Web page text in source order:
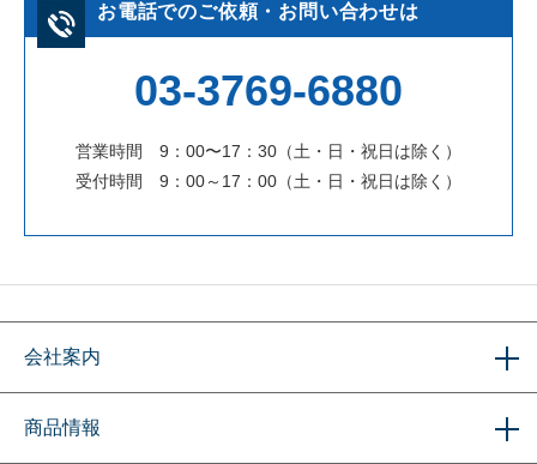
お電話でのご依頼・お問い合わせは
03-3769-6880
営業時間 9：00〜17：30（土・日・祝日は除く）
受付時間 9：00～17：00（土・日・祝日は除く）
会社案内
商品情報